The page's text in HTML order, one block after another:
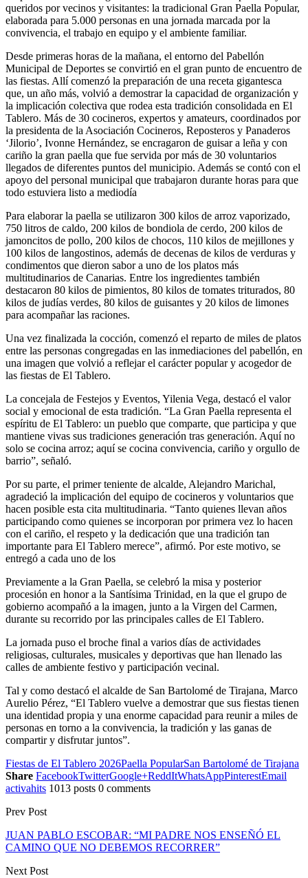
queridos por vecinos y visitantes: la tradicional Gran Paella Popular,
elaborada para 5.000 personas en una jornada marcada por la
convivencia, el trabajo en equipo y el ambiente familiar.
Desde primeras horas de la mañana, el entorno del Pabellón
Municipal de Deportes se convirtió en el gran punto de encuentro de
las fiestas. Allí comenzó la preparación de una receta gigantesca
que, un año más, volvió a demostrar la capacidad de organización y
la implicación colectiva que rodea esta tradición consolidada en El
Tablero. Más de 30 cocineros, expertos y amateurs, coordinados por
la presidenta de la Asociación Cocineros, Reposteros y Panaderos
‘Jilorio’, Ivonne Hernández, se encragaron de guisar a leña y con
cariño la gran paella que fue servida por más de 30 voluntarios
llegados de diferentes puntos del municipio. Además se contó con el
apoyo del personal municipal que trabajaron durante horas para que
todo estuviera listo a mediodía
Para elaborar la paella se utilizaron 300 kilos de arroz vaporizado,
750 litros de caldo, 200 kilos de bondiola de cerdo, 200 kilos de
jamoncitos de pollo, 200 kilos de chocos, 110 kilos de mejillones y
100 kilos de langostinos, además de decenas de kilos de verduras y
condimentos que dieron sabor a uno de los platos más
multitudinarios de Canarias. Entre los ingredientes también
destacaron 80 kilos de pimientos, 80 kilos de tomates triturados, 80
kilos de judías verdes, 80 kilos de guisantes y 20 kilos de limones
para acompañar las raciones.
Una vez finalizada la cocción, comenzó el reparto de miles de platos
entre las personas congregadas en las inmediaciones del pabellón, en
una imagen que volvió a reflejar el carácter popular y acogedor de
las fiestas de El Tablero.
La concejala de Festejos y Eventos, Yilenia Vega, destacó el valor
social y emocional de esta tradición. “La Gran Paella representa el
espíritu de El Tablero: un pueblo que comparte, que participa y que
mantiene vivas sus tradiciones generación tras generación. Aquí no
solo se cocina arroz; aquí se cocina convivencia, cariño y orgullo de
barrio”, señaló.
Por su parte, el primer teniente de alcalde, Alejandro Marichal,
agradeció la implicación del equipo de cocineros y voluntarios que
hacen posible esta cita multitudinaria. “Tanto quienes llevan años
participando como quienes se incorporan por primera vez lo hacen
con el cariño, el respeto y la dedicación que una tradición tan
importante para El Tablero merece”, afirmó. Por este motivo, se
entregó a cada uno de los
Previamente a la Gran Paella, se celebró la misa y posterior
procesión en honor a la Santísima Trinidad, en la que el grupo de
gobierno acompañó a la imagen, junto a la Virgen del Carmen,
durante su recorrido por las principales calles de El Tablero.
La jornada puso el broche final a varios días de actividades
religiosas, culturales, musicales y deportivas que han llenado las
calles de ambiente festivo y participación vecinal.
Tal y como destacó el alcalde de San Bartolomé de Tirajana, Marco
Aurelio Pérez, “El Tablero vuelve a demostrar que sus fiestas tienen
una identidad propia y una enorme capacidad para reunir a miles de
personas en torno a la convivencia, la tradición y las ganas de
compartir y disfrutar juntos”.
Fiestas de El Tablero 2026Paella PopularSan Bartolomé de Tirajana
Share FacebookTwitterGoogle+ReddItWhatsAppPinterestEmail
activahits 1013 posts 0 comments
Prev Post
JUAN PABLO ESCOBAR: “MI PADRE NOS ENSEÑÓ EL
CAMINO QUE NO DEBEMOS RECORRER”
Next Post